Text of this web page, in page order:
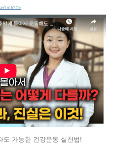
도 가능한 건강운동 실천법!